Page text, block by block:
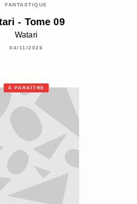
FANTASTIQUE
- Tome 09
Watari
04/11/2026
À PARAÎTRE